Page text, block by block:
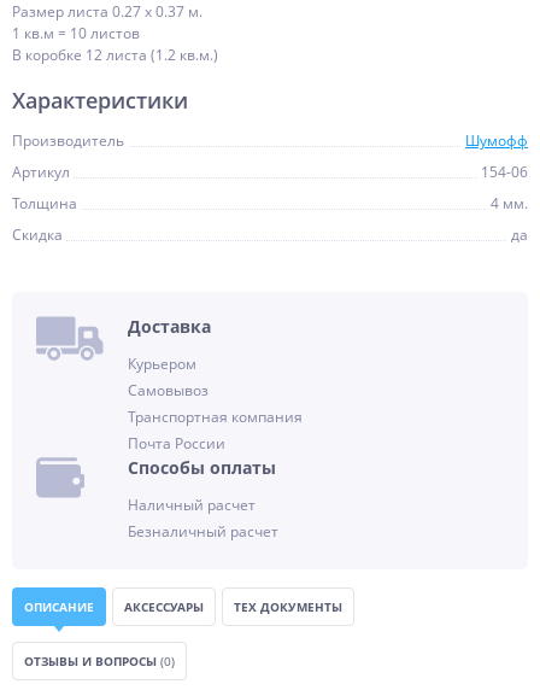
Размер листа 0.27 х 0.37 м.
1 кв.м = 10 листов
В коробке 12 листа (1.2 кв.м.)
Характеристики
Производитель
Шумофф
Артикул
154-06
Толщина
4 мм.
Скидка
да
Доставка
Курьером
Самовывоз
Транспортная компания
Почта России
Способы оплаты
Наличный расчет
Безналичный расчет
ОПИСАНИЕ АКСЕССУАРЫ ТЕХ ДОКУМЕНТЫ
ОТЗЫВЫ И ВОПРОСЫ (0)